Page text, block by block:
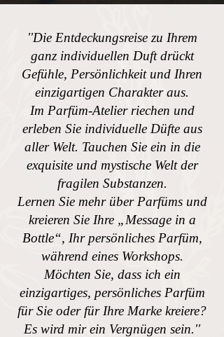
''Die Entdeckungsreise zu Ihrem
ganz individuellen Duft drückt
Gefühle, Persönlichkeit und Ihren
einzigartigen Charakter aus.
Im Parfüm-Atelier riechen und
erleben Sie individuelle Düfte aus
aller Welt. Tauchen Sie ein in die
exquisite und mystische Welt der
fragilen Substanzen.
Lernen Sie mehr über Parfüms und
kreieren Sie Ihre „Message in a
Bottle“, Ihr persönliches Parfüm,
während eines Workshops.
Möchten Sie, dass ich ein
einzigartiges, persönliches Parfüm
für Sie oder für Ihre Marke kreiere?
Es wird mir ein Vergnügen sein.''